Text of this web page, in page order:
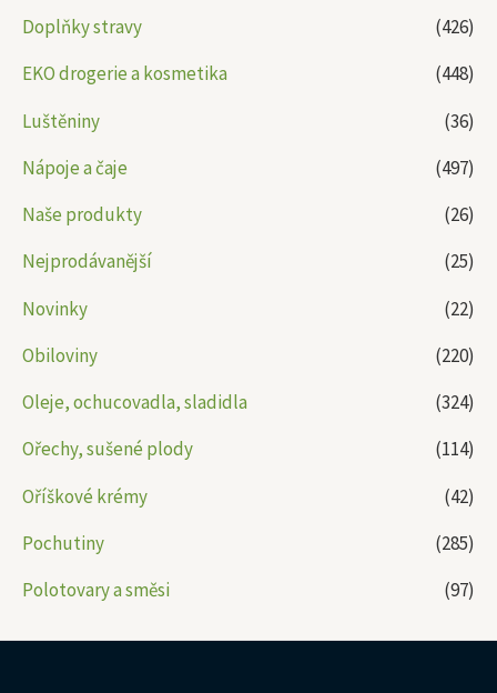
Doplňky stravy
(426)
EKO drogerie a kosmetika
(448)
Luštěniny
(36)
Nápoje a čaje
(497)
Naše produkty
(26)
Nejprodávanější
(25)
Novinky
(22)
Obiloviny
(220)
Oleje, ochucovadla, sladidla
(324)
Ořechy, sušené plody
(114)
Oříškové krémy
(42)
Pochutiny
(285)
Polotovary a směsi
(97)